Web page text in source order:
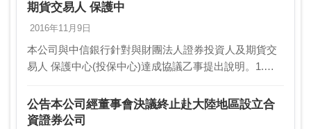
期貨交易人 保護中
2016年11月9日
本公司與中信銀行針對與財團法人證券投資人及期貨交
易人 保護中心(投保中心)達成協議乙事提出說明。1.事
公司於今日召開臨時董事會，決議通…
公告本公司經董事會決議終止赴大陸地區設立合
資證券公司